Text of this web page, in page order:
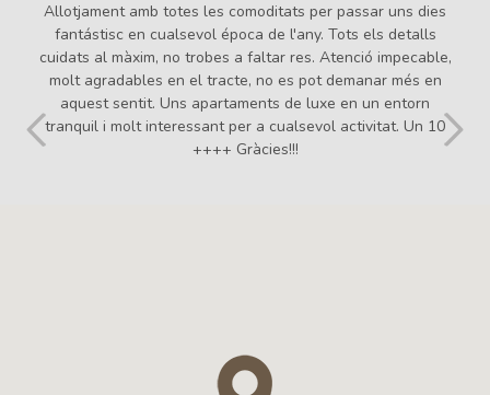
Hemos pasado un fin de semana estupendo. El entorno es
ideal para desconectar y relajarse. El apartamento era
inmejorable. Acogedor, limpio, amplio y cómodo. Esta
equipado con todo tipo de comodidades y no descuidan ni
un detalle. Recomendable 100%. Repetiremos!